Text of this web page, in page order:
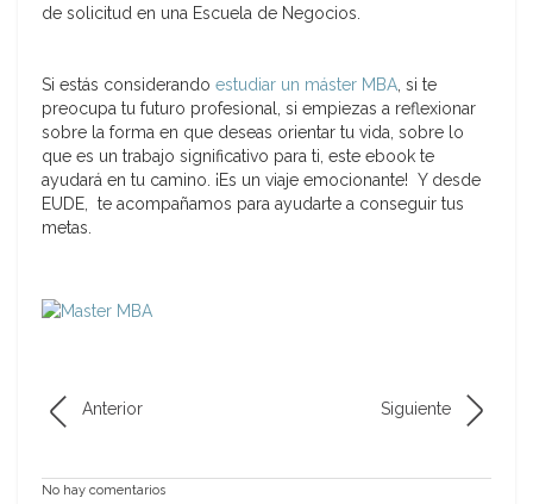
de solicitud en una Escuela de Negocios.
Si estás considerando estudiar un máster MBA , si te
preocupa tu futuro profesional, si empiezas a reflexionar
sobre la forma en que deseas orientar tu vida, sobre lo
que es un trabajo significativo para ti, este ebook te
ayudará en tu camino. ¡Es un viaje emocionante! Y desde
EUDE, te acompañamos para ayudarte a conseguir tus
metas.
Anterior Siguiente
No hay comentarios